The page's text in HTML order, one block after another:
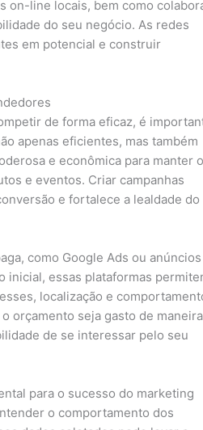
on-line locais, bem como
do seu negócio. As redes
em potencial e construir
de forma eficaz, é
apenas eficientes, mas também
e econômica para manter
e eventos. Criar campanhas
e fortalece a lealdade do
como Google Ads ou anúncios
inicial, essas plataformas
localização e
orçamento seja gasto de maneira
de se interessar pelo seu
para o sucesso do marketing
o comportamento dos